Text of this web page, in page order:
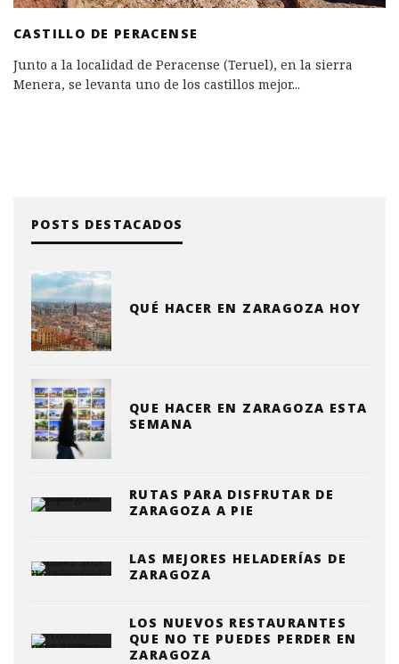
CASTILLO DE PERACENSE
Junto a la localidad de Peracense (Teruel), en la sierra
Menera, se levanta uno de los castillos mejor...
POSTS DESTACADOS
QUÉ HACER EN ZARAGOZA HOY
QUE HACER EN ZARAGOZA ESTA
SEMANA
RUTAS PARA DISFRUTAR DE
ZARAGOZA A PIE
LAS MEJORES HELADERÍAS DE
ZARAGOZA
LOS NUEVOS RESTAURANTES
QUE NO TE PUEDES PERDER EN
ZARAGOZA